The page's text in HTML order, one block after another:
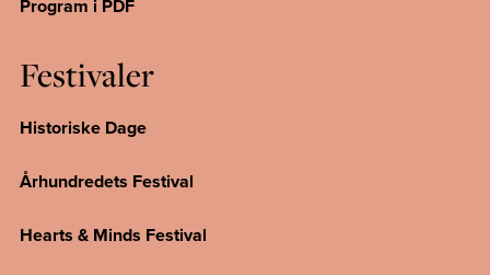
Program i PDF
Festivaler
Historiske Dage
Århundredets Festival
Hearts & Minds Festival